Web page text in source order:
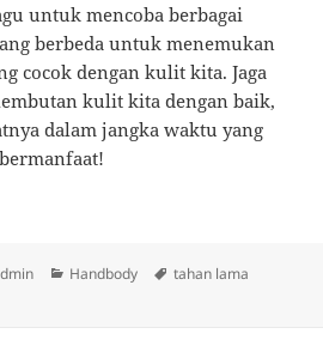
untuk mencoba berbagai
berbeda untuk menemukan
cocok dengan kulit kita. Jaga
kulit kita dengan baik,
dalam jangka waktu yang
Categories
Handbody Tags
tahan lama